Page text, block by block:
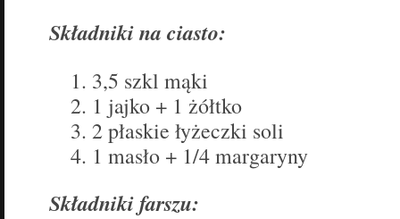
Składniki na ciasto:
3,5 szkl mąki
1 jajko + 1 żółtko
2 płaskie łyżeczki soli
1 masło + 1/4 margaryny
Składniki farszu: